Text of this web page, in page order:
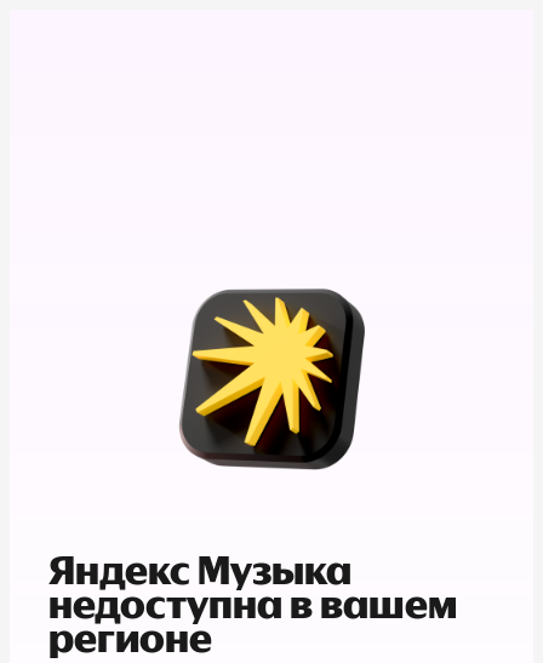
Яндекс Музыка
недоступна в вашем
регионе